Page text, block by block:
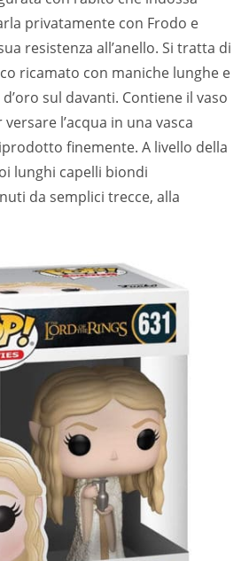
privatamente con Frodo e
resistenza all’anello. Si tratta di
ricamato con maniche lunghe e
sul davanti. Contiene il vaso
l’acqua in una vasca
finemente. A livello della
lunghi capelli biondi
da semplici trecce, alla